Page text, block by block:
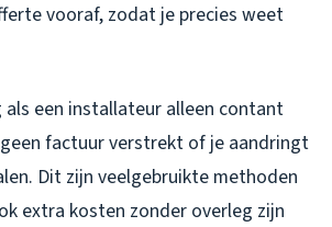
vooraf, zodat je precies weet
een installateur alleen contant
factuur verstrekt of je aandringt
Dit zijn veelgebruikte methoden
extra kosten zonder overleg zijn